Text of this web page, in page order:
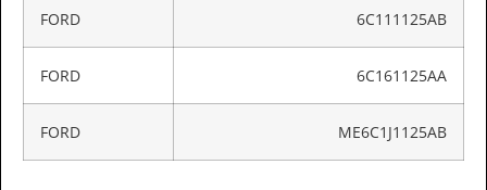
FORD 6C111125AB
FORD 6C161125AA
FORD ME6C1J1125AB